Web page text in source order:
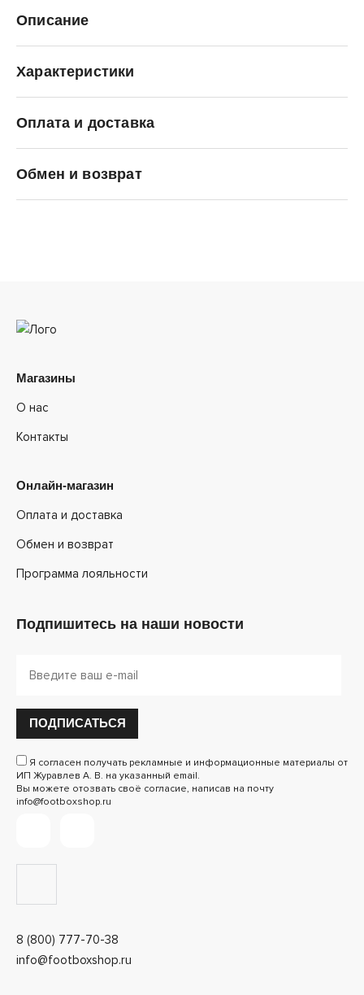
Описание
Характеристики
Оплата и доставка
Обмен и возврат
8 (800) 777-70-38
info@footboxshop.ru
Магазины
О нас
Контакты
Онлайн-магазин
Оплата и доставка
Обмен и возврат
Программа лояльности
Подпишитесь на наши новости
ПОДПИСАТЬСЯ
Я согласен получать рекламные и информационные материалы от
ИП Журавлев А. В. на указанный email.
Вы можете отозвать своё согласие, написав на почту
info@footboxshop.ru